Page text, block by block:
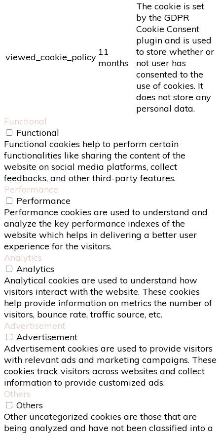
viewed_cookie_policy 11
months
The cookie is set
by the GDPR
Cookie Consent
plugin and is used
to store whether or
not user has
consented to the
use of cookies. It
does not store any
personal data.
Functional
Functional
Functional cookies help to perform certain
functionalities like sharing the content of the
website on social media platforms, collect
feedbacks, and other third-party features.
Performance
Performance
Performance cookies are used to understand and
analyze the key performance indexes of the
website which helps in delivering a better user
experience for the visitors.
Analytics
Analytics
Analytical cookies are used to understand how
visitors interact with the website. These cookies
help provide information on metrics the number of
visitors, bounce rate, traffic source, etc.
Advertisement
Advertisement
Advertisement cookies are used to provide visitors
with relevant ads and marketing campaigns. These
cookies track visitors across websites and collect
information to provide customized ads.
Others
Others
Other uncategorized cookies are those that are
being analyzed and have not been classified into a